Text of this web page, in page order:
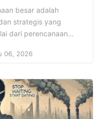
besar adalah
strategis yang
dari perencanaan
yang dihadapi oleh
dan
untuk mengelola
kunci […]
06, 2026